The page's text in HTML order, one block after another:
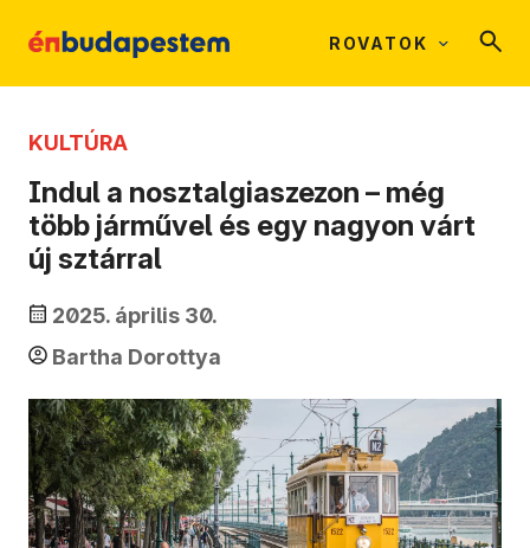
ROVATOK
KULTÚRA
Indul a nosztalgiaszezon – még
több járművel és egy nagyon várt
új sztárral
2025. április 30.
Bartha Dorottya